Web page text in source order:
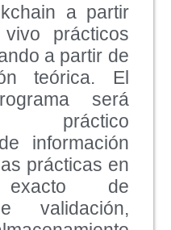
a partir
prácticos
a partir de
teórica. El
será
práctico
información
prácticas en
de
validación,